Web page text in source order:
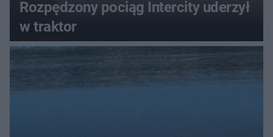
Rozpędzony pociąg Intercity uderzył
w traktor